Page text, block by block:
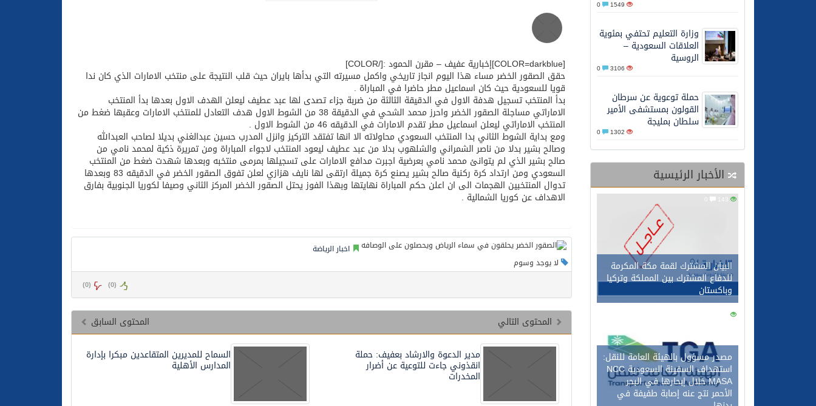
محافظ عفيف يؤدي صلاة عيد الأضحى
1549
وزارة التعليم تحتفي بمئوية
العلاقات السعودية –
الروسية
3106
حملة توعوية عن سرطان
القولون بمستشفى الأمير
سلطان بمليجة
1302
الأخبار الرئيسية
البيان المشترك لقمة مكة المكرمة
للدفاع المشترك بين المملكة وتركيا
وباكستان
146
مصدر مسؤول بالهيئة العامة للنقل:
استهداف السفينة السعودية NCC
MASA خلال إبحارها في البحر
الأحمر نتج عنه إصابة طفيفة في
[COLOR=darkblue]إخبارية عفيف – مقرن الحمود :[/COLOR]
حقق الصقور الخضر مساء هذا اليوم انجاز تاريخي واكمل مسيرته التي بدأها بايران حيث قلب النتيجة على منتخب الامارات الذي كان ندا
قويا للسعودية حيث كان اسماعيل مطر حاضرا في المباراة .
بدأ المنتخب تسجيل هدفة الاول في الدقيقة الثالثة من ضربة جزاء تصدى لها عبد عطيف ليعلن الهدف الاول بعدها بدأ المنتخب
الاماراتي مساجلة الصقور الخضر واحرز محمد الشحي في الدقيقة 38 من الشوط الاول هدف التعادل للمنتخب الامارات وعقبها ضغط من
المنتخب الاماراتي ليعلن اسماعيل مطر تقدم الامارات في الدقيقه 46 من الشوط الاول .
ومع بداية الشوط الثاني بدا المنتخب السعودي محاولاته الا انها تفتقد التركيز وانزل المدرب حسين عبدالغني بديلا لصاحب العبدالله
وصالح بشير بدلا من ناصر الشمراني والشلهوب بدلا من عبد عطيف ليعود المنتخب لاجواء المباراة ومن تمريرة ذكية لمحمد نامي من
صالح بشير الذي لم يتوانئ محمد نامي بعرضية اجبرت مدافع الامارات على تسجيلها بمرمى منتخبه وبعدها شهدت ضغط من المنتخب
السعودي ومن ارتداد كرة ركنية صالح بشير يصنع كرة جميلة ارتقى لها نايف هزازي لعلن تفوق الصقور الخضر في الدقيقه 83 وبعدها
تدوال المنتخبين الهجمات الى ان اعلن حكم المباراة نهايتها وبهذا الفوز يحتل الصقور الخضر المركز الثاني وصيفا لكوريا الجنوبية بفارق
الاهداف عن كوريا الشمالية .
اخبار الرياضة
لا يوجد وسوم
(
0
) (
0
)
المحتوى السابق
المحتوى التالي
السماح للمديرين المتقاعدين مبكرا بإدارة
المدارس الأهلية
مدير الدعوة والارشاد بعفيف: حملة
انقذوني جاءت للتوعية عن أضرار
المخدرات